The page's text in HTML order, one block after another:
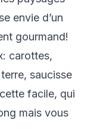
envie d’un
gourmand!
carottes,
saucisse
facile, qui
mais vous